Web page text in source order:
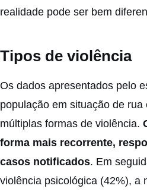
realidade pode ser bem
Tipos de violência
Os dados apresentados pelo
população em situação de rua
múltiplas formas de violência.
forma mais recorrente,
casos notificados. Em
violência psicológica (42%), a